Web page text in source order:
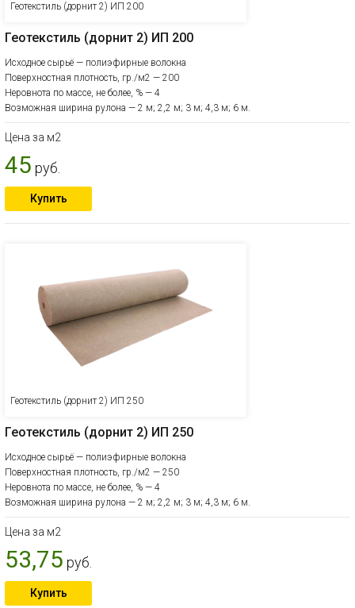
Геотекстиль (дорнит 2) ИП 200
Геотекстиль (дорнит 2) ИП 200
Исходное сырьё — полиэфирные волокна
Поверхностная плотность, гр./м2 — 200
Неровнота по массе, не более, % — 4
Возможная ширина рулона — 2 м; 2,2 м; 3 м; 4,3 м; 6 м.
Цена за м2
45 руб.
Купить
Геотекстиль (дорнит 2) ИП 250
Геотекстиль (дорнит 2) ИП 250
Исходное сырьё — полиэфирные волокна
Поверхностная плотность, гр./м2 — 250
Неровнота по массе, не более, % — 4
Возможная ширина рулона — 2 м; 2,2 м; 3 м; 4,3 м; 6 м.
Цена за м2
53,75 руб.
Купить